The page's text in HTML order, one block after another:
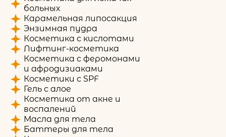
больных
Карамельная липосакция
Энзимная пудра
Косметика с кислотами
Лифтинг-косметика
Косметика с феромонами
и афродизиаками
Косметики с SPF
Гель с алое
Косметика от акне и
воспалений
Масла для тела
Баттеры для тела